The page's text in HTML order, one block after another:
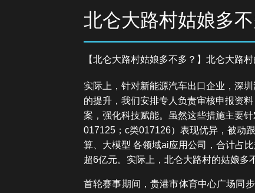
北仑大路村姑娘多
【北仑大路村姑娘多不多？】北仑大路
实际上，针对新能源汽车出口企业，深
的提升，我们安排专人负责审核申报资
案，强化科技赋能。虽然这些措施主要
017125；c类017126）表现优异，被动
算、大模型 各领域ai应用公司，合计占
超6亿元。实际上，北仑大路村的姑娘多
首轮赛事期间，贵港市体育中心广场同